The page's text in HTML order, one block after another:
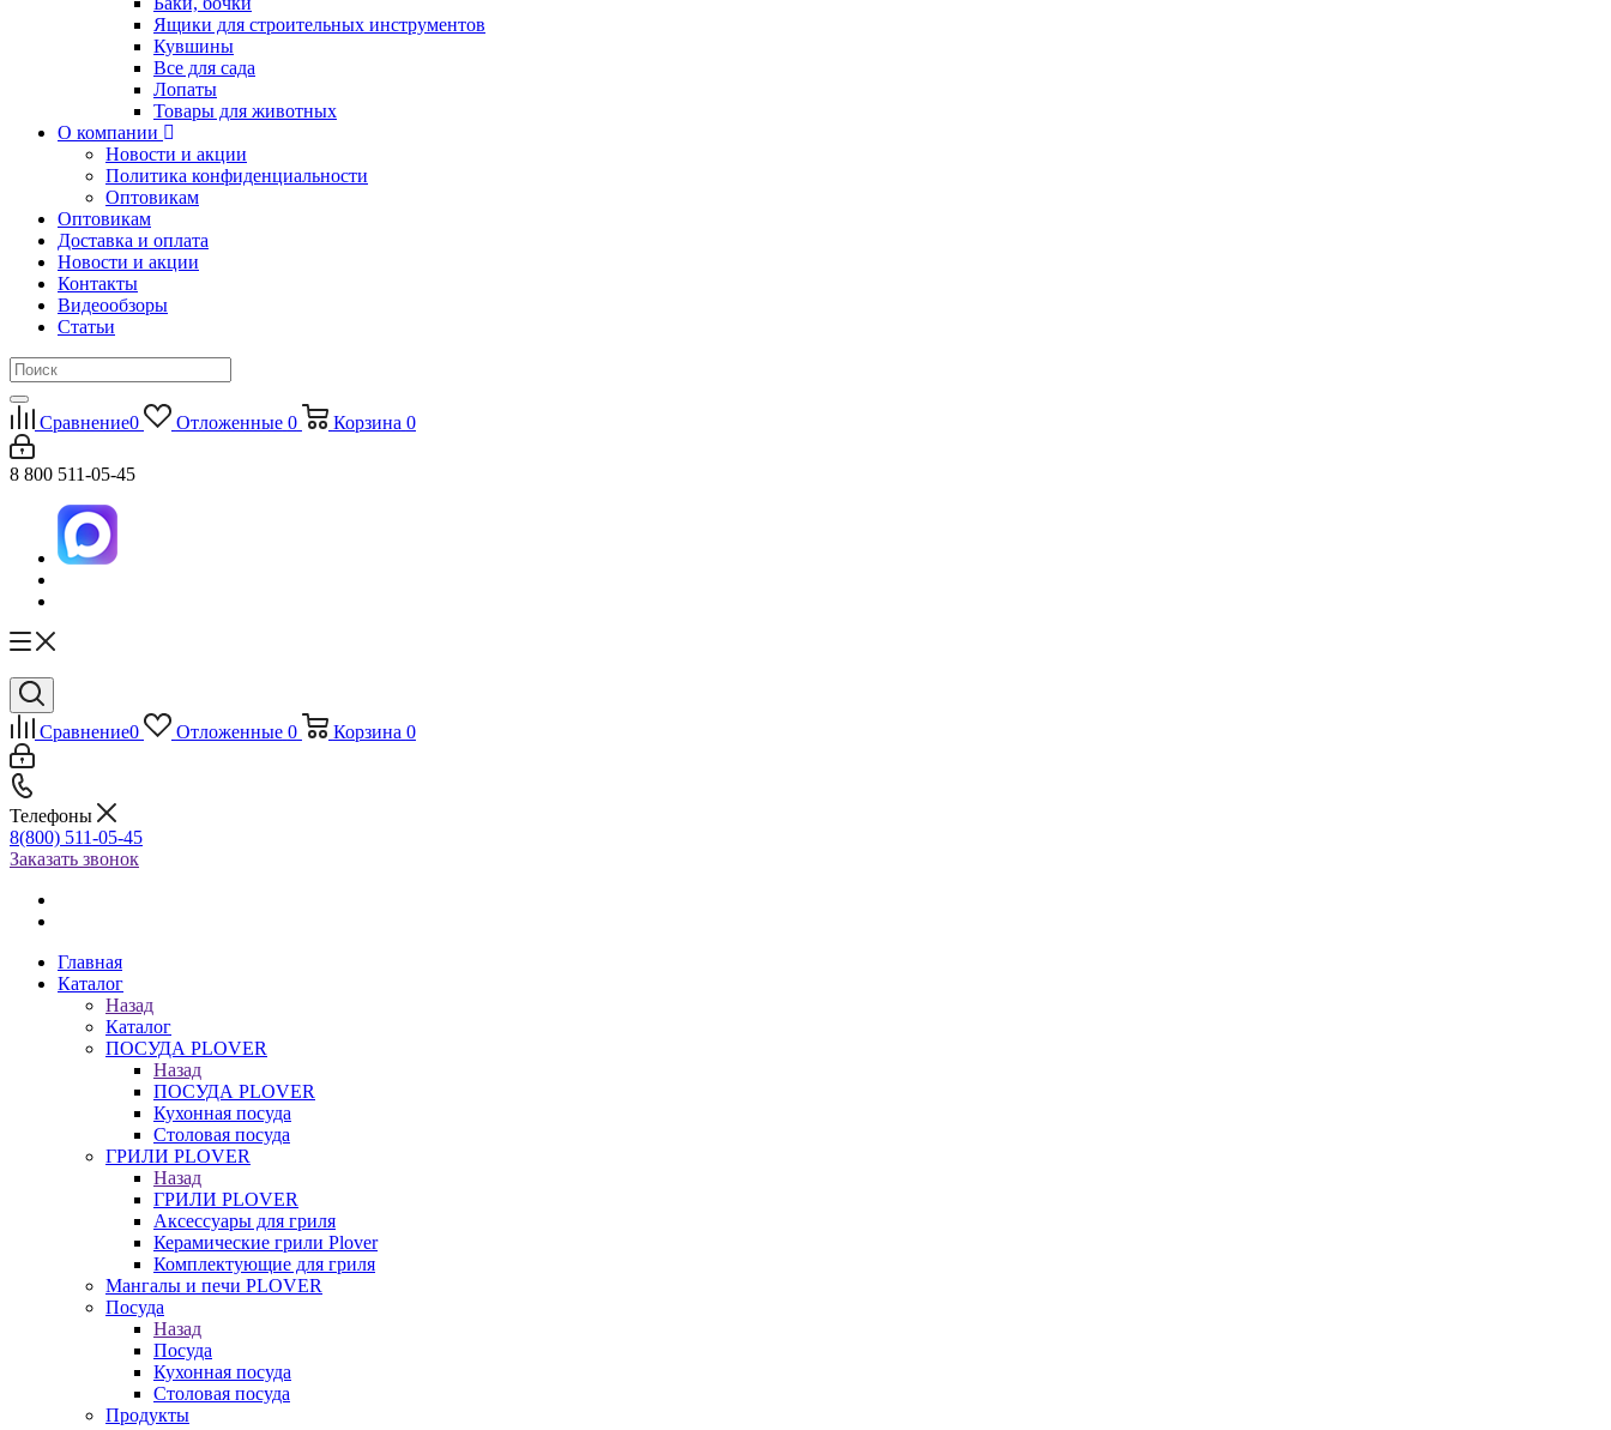
Ящики для строительных инструментов
Кувшины
Все для сада
Лопаты
Товары для животных
О компании
Новости и акции
Политика конфиденциальности
Оптовикам
Оптовикам
Доставка и оплата
Новости и акции
Контакты
Видеообзоры
Статьи
Сравнение0 Отложенные 0 Корзина 0
8 800 511-05-45
Сравнение0 Отложенные 0 Корзина 0
Телефоны
8(800) 511-05-45
Заказать звонок
Главная
Каталог
Назад
Каталог
ПОСУДА PLOVER
Назад
ПОСУДА PLOVER
Кухонная посуда
Столовая посуда
ГРИЛИ PLOVER
Назад
ГРИЛИ PLOVER
Аксессуары для гриля
Керамические грили Plover
Комплектующие для гриля
Мангалы и печи PLOVER
Посуда
Назад
Посуда
Кухонная посуда
Столовая посуда
Продукты